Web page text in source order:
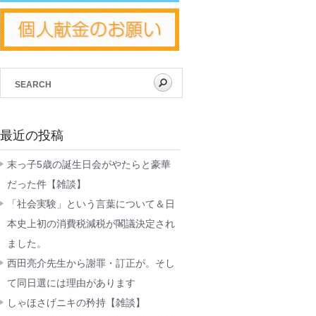
最近の投稿
末っ子5歳の誕生日会がやたらと豪華
だった件【雑談】
「社会実験」という言葉について＆日
本史上初の消費税減税が閣議決定され
ました。
西田亮介先生から謝罪・訂正が。そし
て同日選には理由があります
しゃほさげニキの矜持【雑談】